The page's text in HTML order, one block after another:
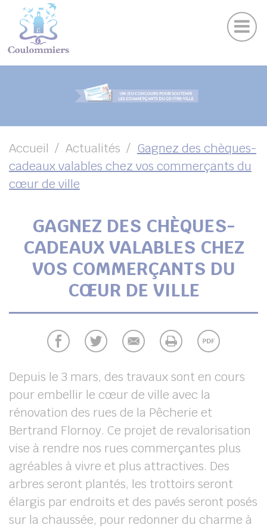
( AU QUOTIDIEN )
( FAMILLE )
( ENVIRONNEMENT ET URBANISME )
( ÉCONOMIE ET EMPLOI )
ActuPublications
Suivez-nous sur Facebook
Suivez-nous sur Instagram
Suivez-nous sur Twitter
Suivez-nous sur Youtube
Accueil Actualités
Gagnez des chèques-
cadeaux valables chez vos commerçants du
cœur de ville
GAGNEZ DES CHÈQUES-
CADEAUX VALABLES CHEZ
VOS COMMERÇANTS DU
CŒUR DE VILLE
Depuis le 3 mars, des travaux sont en cours
pour embellir le cœur de ville avec la
rénovation des rues de la Pêcherie et
Bertrand Flornoy. Ce projet de revalorisation
vise à rendre nos rues commerçantes plus
agréables à vivre et plus attractives. Des
arbres seront plantés, les trottoirs seront
élargis par endroits et des pavés seront posés
sur la chaussée, pour redonner du charme à
Panneau de gestion des cookies